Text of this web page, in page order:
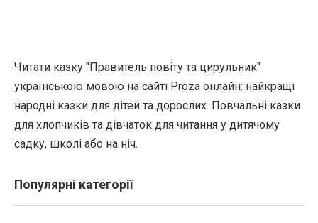
Читати казку "Правитель повіту та цирульник"
українською мовою на сайті Proza онлайн: найкращі
народні казки для дітей та дорослих. Повчальні казки
для хлопчиків та дівчаток для читання у дитячому
садку, школі або на ніч.
Популярні категорії